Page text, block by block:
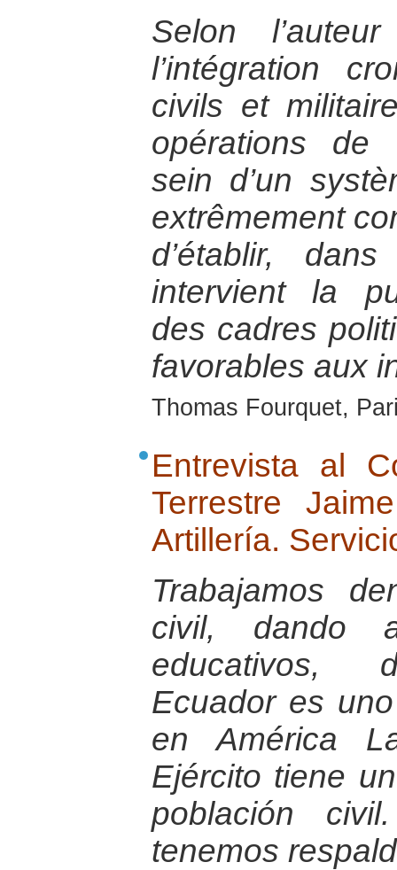
Selon
l’intégration
civils et
opérations de
sein d’un
extrêmement
d’établir,
intervient la
des cadres
favorables aux
Thomas Fourquet,
Entrevista al
Terrestre
Artillería.
Trabajamos
civil, dando
educativos,
Ecuador es
en América
Ejército tiene
población
tenemos